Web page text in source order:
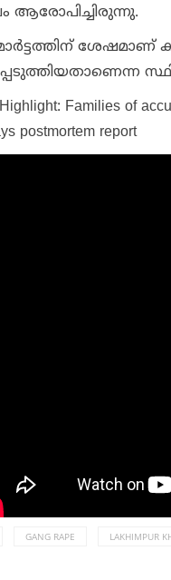
ആരോപിച്ചിരുന്നു.
Families of
postmortem report
GANG RAPE LAKHIMPUR